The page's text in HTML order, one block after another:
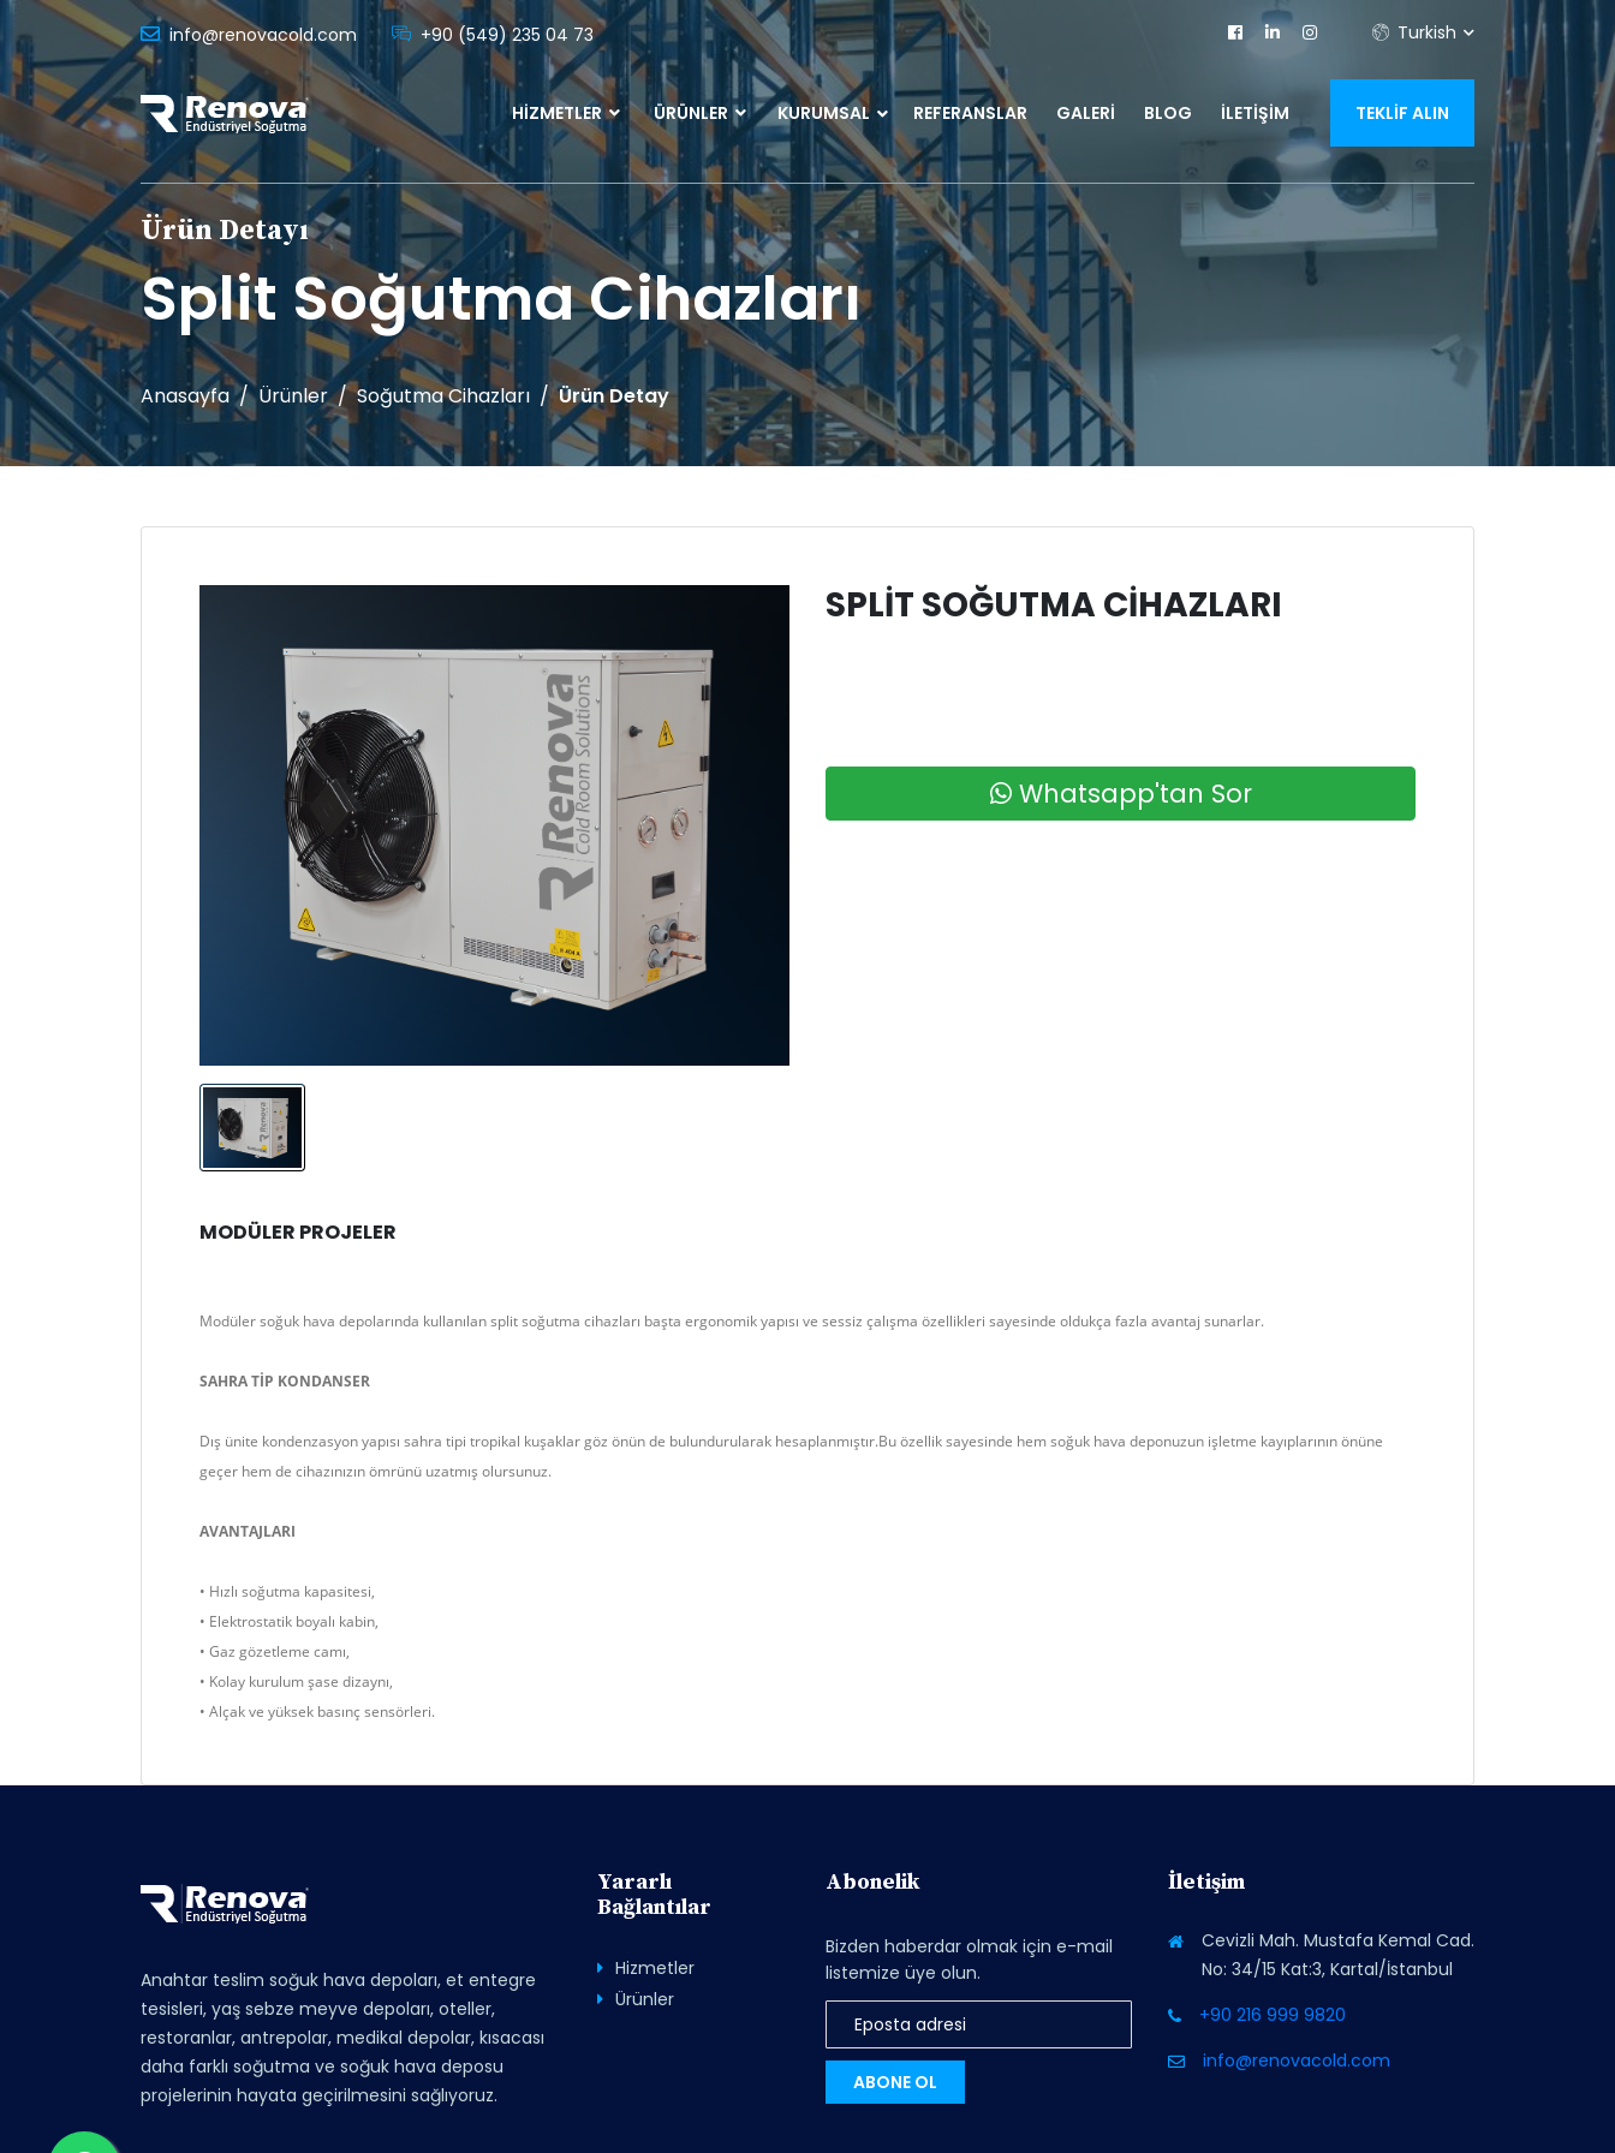
info@renovacold.com +90 (549) 235 04 73 Turkish
HIZMETLER ÜRÜNLER KURUMSAL REFERANSLAR GALERI BLOG İLETIŞIM TEKLIF ALIN
Ürün Detayı
Split Soğutma Cihazları
Anasayfa Ürünler Soğutma Cihazları Ürün Detay
SPLIT SOĞUTMA CIHAZLARI
Whatsapp'tan Sor
MODÜLER PROJELER
Modüler soğuk hava depolarında kullanılan split soğutma cihazları başta ergonomik yapısı ve sessiz çalışma özellikleri sayesinde oldukça fazla avantaj sunarlar.
SAHRA TİP KONDANSER
Dış ünite kondenzasyon yapısı sahra tipi tropikal kuşaklar göz önün de bulundurularak hesaplanmıştır.Bu özellik sayesinde hem soğuk hava deponuzun işletme kayıplarının önüne
geçer hem de cihazınızın ömrünü uzatmış olursunuz.
AVANTAJLARI
• Hızlı soğutma kapasitesi,
• Elektrostatik boyalı kabin,
• Gaz gözetleme camı,
• Kolay kurulum şase dizaynı,
• Alçak ve yüksek basınç sensörleri.
Anahtar teslim soğuk hava depoları, et entegre
tesisleri, yaş sebze meyve depoları, oteller,
restoranlar, antrepolar, medikal depolar, kısacası
daha farklı soğutma ve soğuk hava deposu
projelerinin hayata geçirilmesini sağlıyoruz.
Yararlı
Bağlantılar
Hizmetler
Ürünler
Abonelik
Bizden haberdar olmak için e-mail
listemize üye olun.
ABONE OL
İletişim
Cevizli Mah. Mustafa Kemal Cad.
No: 34/15 Kat:3, Kartal/İstanbul
+90 216 999 9820
info@renovacold.com